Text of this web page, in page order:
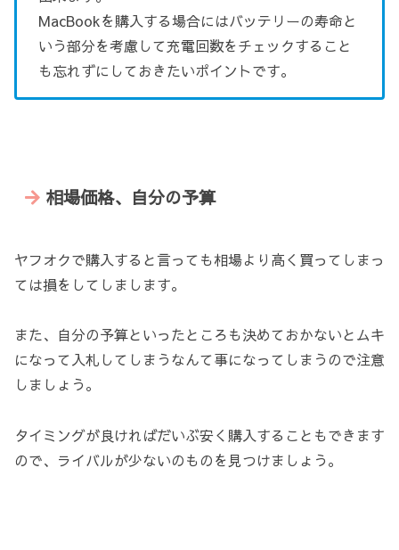
MacBookを購入する場合にはバッテリーの寿命と
いう部分を考慮して充電回数をチェックすること
も忘れずにしておきたいポイントです。
相場価格、自分の予算
ヤフオクで購入すると言っても相場より高く買ってしまっ
ては損をしてしまします。
また、自分の予算といったところも決めておかないとムキ
になって入札してしまうなんて事になってしまうので注意
しましょう。
タイミングが良ければだいぶ安く購入することもできます
ので、ライバルが少ないのものを見つけましょう。